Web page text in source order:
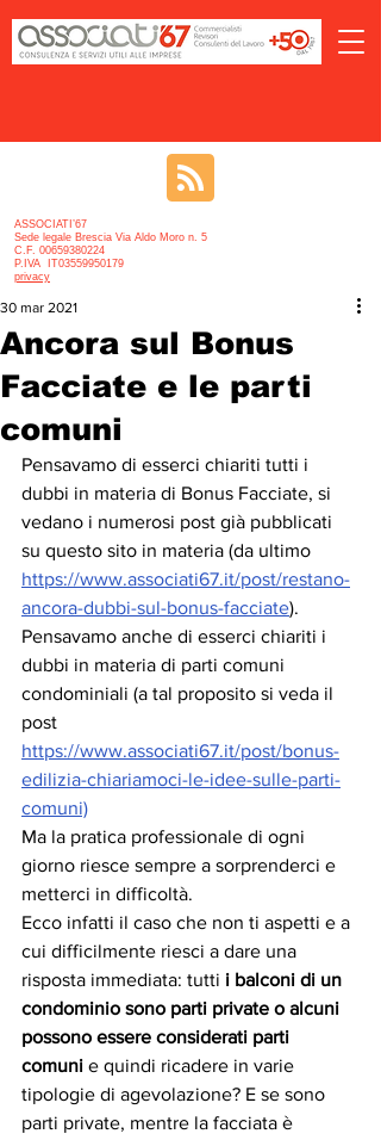
ASSOCIATI’67
Sede legale Brescia Via Aldo Moro n. 5
C.F. 00659380224
P.IVA IT03559950179
privacy
Ancora sul Bonus
Facciate e le parti
comuni
30 mar 2021
Pensavamo di esserci chiariti tutti i
dubbi in materia di Bonus Facciate, si
vedano i numerosi post già pubblicati
su questo sito in materia (da ultimo
https://www.associati67.it/post/restano-
ancora-dubbi-sul-bonus-facciate).
Pensavamo anche di esserci chiariti i
dubbi in materia di parti comuni
condominiali (a tal proposito si veda il
post
https://www.associati67.it/post/bonus-
edilizia-chiariamoci-le-idee-sulle-parti-
comuni)
Ma la pratica professionale di ogni
giorno riesce sempre a sorprenderci e
metterci in difficoltà.
Ecco infatti il caso che non ti aspetti e a
cui difficilmente riesci a dare una
risposta immediata: tutti i balconi di un
condominio sono parti private o alcuni
possono essere considerati parti
comuni e quindi ricadere in varie
tipologie di agevolazione? E se sono
parti private, mentre la facciata è